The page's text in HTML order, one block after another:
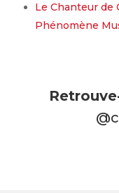
Le Chanteur de
Phénomène